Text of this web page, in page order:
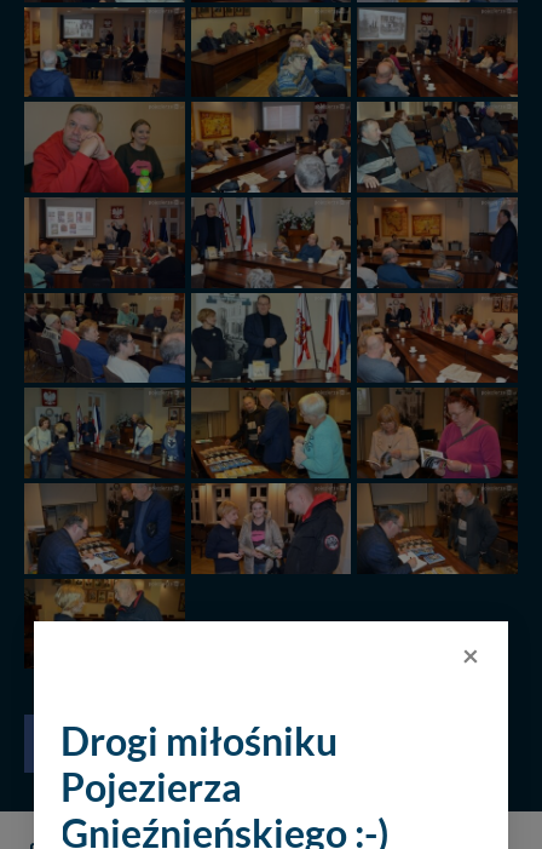
×
Drogi miłośniku
Pojezierza
Gnieźnieńskiego :-)